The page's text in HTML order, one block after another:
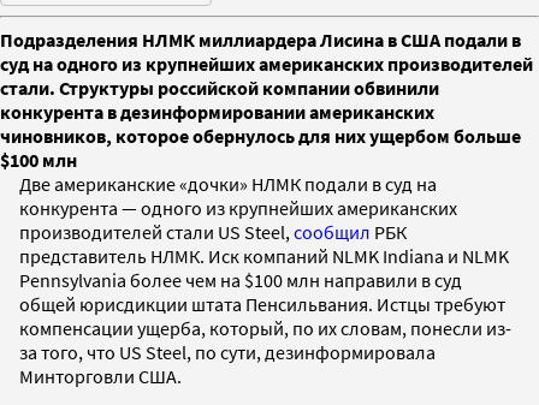
Подразделения НЛМК миллиардера Лисина в США подали в
суд на одного из крупнейших американских производителей
стали. Структуры российской компании обвинили
конкурента в дезинформировании американских
чиновников, которое обернулось для них ущербом больше
$100 млн
Две американские «дочки» НЛМК подали в суд на
конкурента — одного из крупнейших американских
производителей стали US Steel, сообщил РБК
представитель НЛМК. Иск компаний NLMK Indiana и NLMK
Pennsylvania более чем на $100 млн направили в суд
общей юрисдикции штата Пенсильвания. Истцы требуют
компенсации ущерба, который, по их словам, понесли из-
за того, что US Steel, по сути, дезинформировала
Минторговли США.